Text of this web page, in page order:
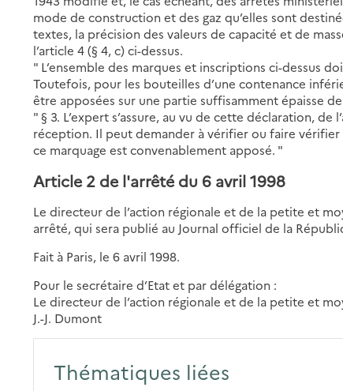
mode de construction et des gaz qu’elles sont
textes, la précision des valeurs de capacité et de
l’article 4 (§ 4, c) ci-dessus.
" L’ensemble des marques et inscriptions ci-dessus
Toutefois, pour les bouteilles d’une contenance
être apposées sur une partie suffisamment épaisse
" § 3. L’expert s’assure, au vu de cette déclaration,
réception. Il peut demander à vérifier ou faire
ce marquage est convenablement apposé. "
Article 2 de l'arrêté du 6 avril 1998
Le directeur de l’action régionale et de la petite et
arrêté, qui sera publié au Journal officiel de la
Fait à Paris, le 6 avril 1998.
Pour le secrétaire d’Etat et par délégation :
Le directeur de l’action régionale et de la petite et
J.-J. Dumont
Thématiques liées